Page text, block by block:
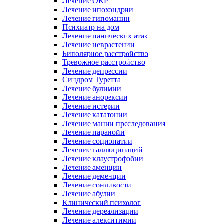
Лечение ипохондрии
Лечение гипомании
Психиатр на дом
Лечение панических атак
Лечение неврастении
Биполярное расстройство
Тревожное расстройство
Лечение депрессии
Синдром Туретта
Лечение булимии
Лечение анорексии
Лечение истерии
Лечение кататонии
Лечение мании преследования
Лечение паранойи
Лечение социопатии
Лечение галлюцинаций
Лечение клаустрофобии
Лечение аменции
Лечение деменции
Лечение сонливости
Лечение абулии
Клинический психолог
Лечение дереализации
Лечение алекситимии